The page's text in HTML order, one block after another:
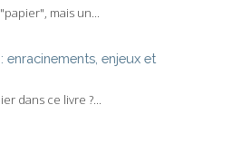
mais un...
enracinements, enjeux et
dans ce livre ?...